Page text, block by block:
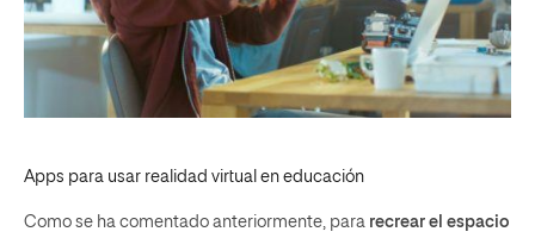
Apps para usar realidad virtual en educación
Como se ha comentado anteriormente, para recrear el espacio